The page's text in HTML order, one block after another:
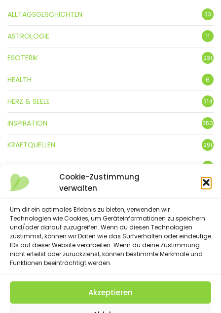
Cookie-Zustimmung
verwalten
Um dir ein optimales Erlebnis zu bieten, verwenden wir
Technologien wie Cookies, um Geräteinformationen zu speichern
und/oder darauf zuzugreifen. Wenn du diesen Technologien
zustimmst, können wir Daten wie das Surfverhalten oder eindeutige
IDs auf dieser Website verarbeiten. Wenn du deine Zustimmung
nicht erteilst oder zurückziehst, können bestimmte Merkmale und
Funktionen beeinträchtigt werden.
Akzeptieren
ALLTAGSGESCHICHTEN 33
ASTROLOGIE 11
ESOTERIK 231
HEALTH 6
HERZ & SEELE 314
INSPIRATION 350
KRAFTQUELLEN 291
3
LEBENSFREUDE 359
LIFESTYLE
NATUR
SPRÜCHE & GEDICHTE
(C) 2023 - Floatingheart. All Rights Reserved.